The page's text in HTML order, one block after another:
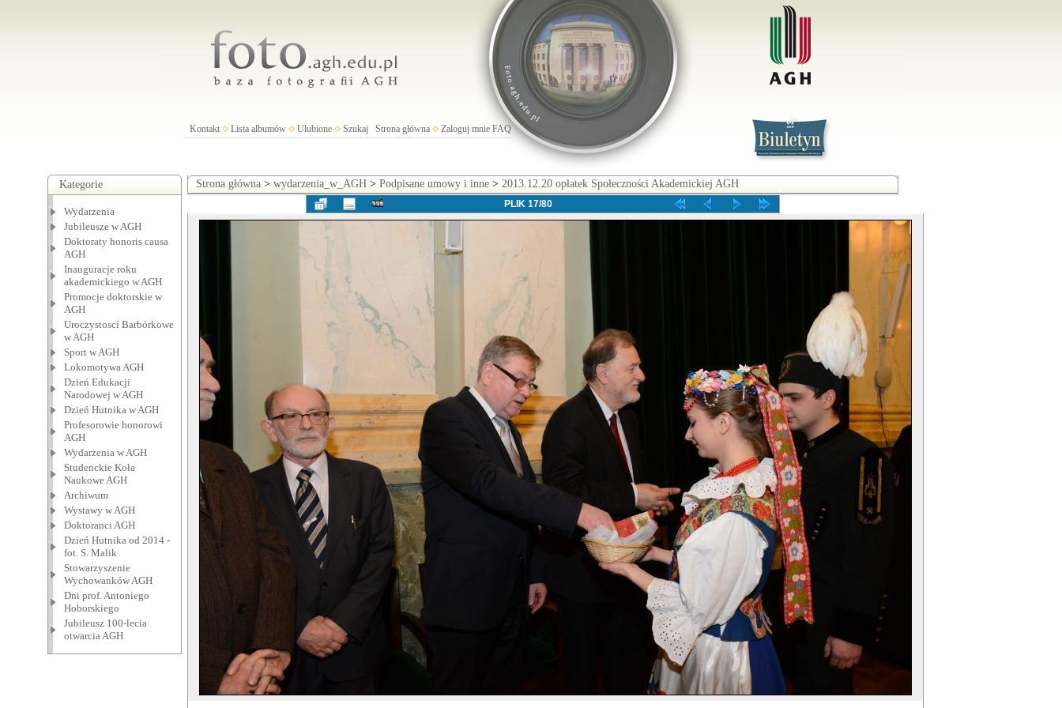
Kontakt Lista albumów Ulubione Szukaj Strona główna Zaloguj mnie FAQ
Kategorie
Wydarzenia
Jubileusze w AGH
Doktoraty honoris causa
AGH
Inauguracje roku
akademickiego w AGH
Promocje doktorskie w
AGH
Uroczystosci Barbórkowe
w AGH
Sport w AGH
Lokomotywa AGH
Dzień Edukacji
Narodowej w AGH
Dzień Hutnika w AGH
Profesorowie honorowi
AGH
Wydarzenia w AGH
Studenckie Koła
Naukowe AGH
Archiwum
Wystawy w AGH
Doktoranci AGH
Dzień Hutnika od 2014 -
fot. S. Malik
Stowarzyszenie
Wychowanków AGH
Dni prof. Antoniego
Hoborskiego
Jubileusz 100-lecia
otwarcia AGH
Strona główna> wydarzenia_w_AGH> Podpisane umowy i inne> 2013.12.20 opłatek Społeczności Akademickiej AGH
PLIK 17/80